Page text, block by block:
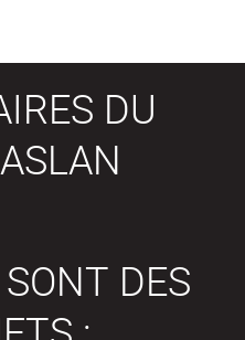
DU
SONT DES